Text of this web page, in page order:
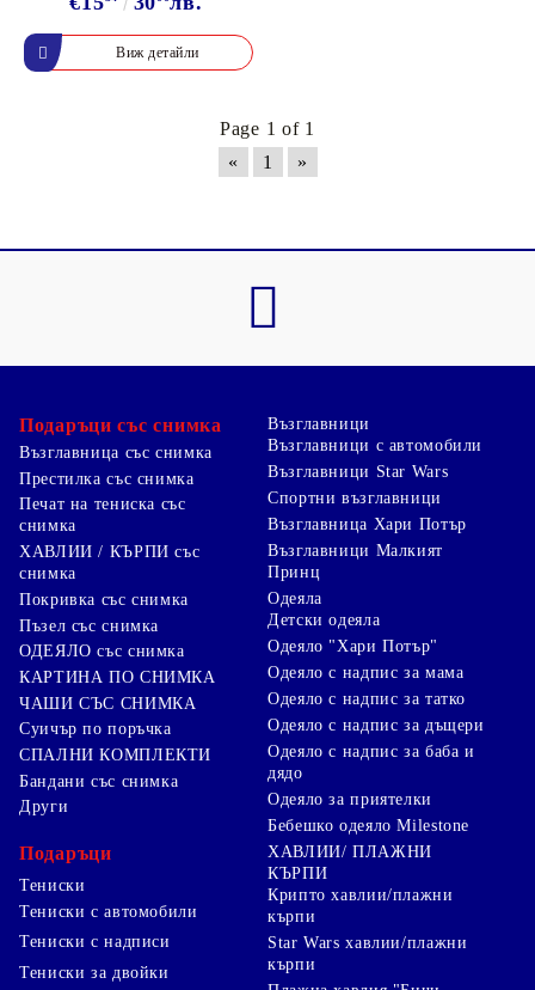
Виж детайли
Page 1 of 1
«
1 »
Подаръци със снимка
Възглавница със снимка
Престилка със снимка
Печат на тениска със
снимка
ХАВЛИИ / КЪРПИ със
снимка
Покривка със снимка
Пъзел със снимка
ОДЕЯЛО със снимка
КАРТИНА ПО СНИМКА
ЧАШИ СЪС СНИМКА
Суичър по поръчка
СПАЛНИ КОМПЛЕКТИ
Бандани със снимка
Други
Подаръци
Тениски
Тениски с автомобили
Тениски с надписи
Тениски за двойки
Възглавници
Възглавници с автомобили
Възглавници Star Wars
Спортни възглавници
Възглавница Хари Потър
Възглавници Малкият
Принц
Одеяла
Детски одеяла
Одеяло "Хари Потър"
Одеяло с надпис за мама
Одеяло с надпис за татко
Одеяло с надпис за дъщери
Одеяло с надпис за баба и
дядо
Одеяло за приятелки
Бебешко одеяло Milestone
ХАВЛИИ/ ПЛАЖНИ
КЪРПИ
Крипто хавлии/плажни
кърпи
Star Wars хавлии/плажни
кърпи